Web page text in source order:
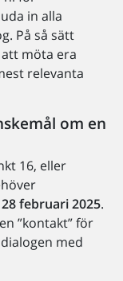
in alla
På så sätt
möta era
relevanta
om en
16, eller
28 februari 2025.
”kontakt” för
med